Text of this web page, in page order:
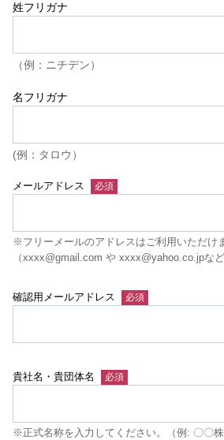
姓フリガナ
（例：ニチデン）
名フリガナ
(例：タロウ）
メールアドレス
※フリーメールのアドレスはご利用いただけ
（xxxx@gmail.com や xxxx@yahoo.co.jpなど
確認用メールアドレス
貴社名・貴団体名
※正式名称を入力してください。（例: 〇〇株